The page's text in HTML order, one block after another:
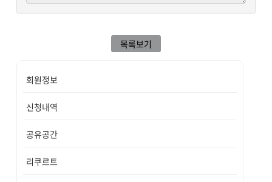
목록보기
회원정보
신청내역
공유공간
리쿠르트